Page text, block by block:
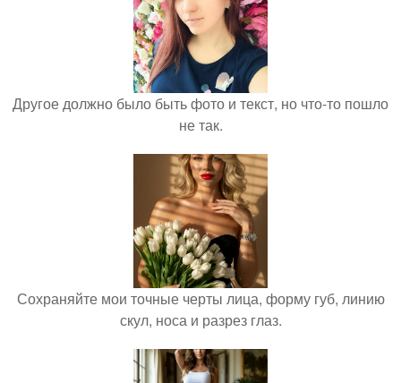
Другое должно было быть фото и текст, но что-то пошло
не так.
Сохраняйте мои точные черты лица, форму губ, линию
скул, носа и разрез глаз.